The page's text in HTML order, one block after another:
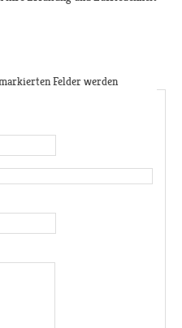
Felder werden